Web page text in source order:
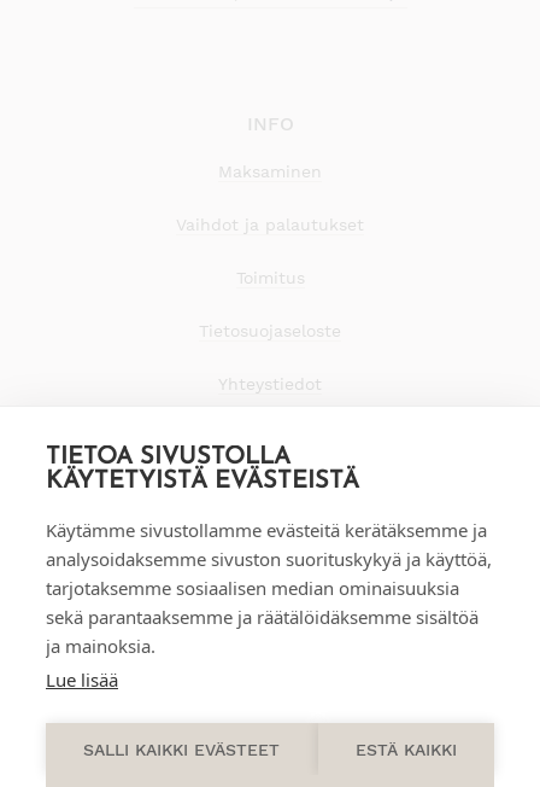
TIETOA SIVUSTOLLA
KÄYTETYISTÄ EVÄSTEISTÄ
Käytämme sivustollamme evästeitä kerätäksemme ja
analysoidaksemme sivuston suorituskykyä ja käyttöä,
tarjotaksemme sosiaalisen median ominaisuuksia
sekä parantaaksemme ja räätälöidäksemme sisältöä
ja mainoksia.
Lue lisää
SALLI KAIKKI EVÄSTEET ESTÄ KAIKKI
INFO
Maksaminen
Vaihdot ja palautukset
Toimitus
Tietosuojaseloste
Yhteystiedot